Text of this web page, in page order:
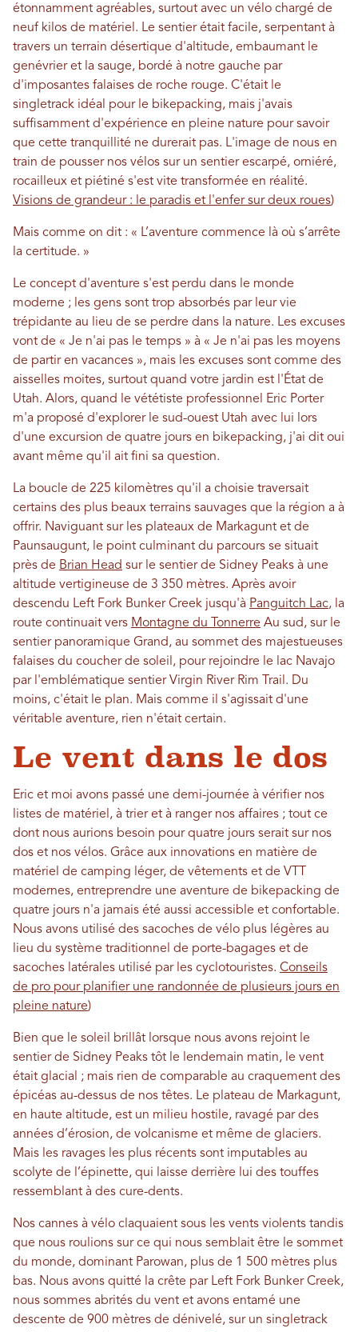
étonnamment agréables, surtout avec un vélo chargé de
neuf kilos de matériel. Le sentier était facile, serpentant à
travers un terrain désertique d'altitude, embaumant le
genévrier et la sauge, bordé à notre gauche par
d'imposantes falaises de roche rouge. C'était le
singletrack idéal pour le bikepacking, mais j'avais
suffisamment d'expérience en pleine nature pour savoir
que cette tranquillité ne durerait pas. L'image de nous en
train de pousser nos vélos sur un sentier escarpé, orniéré,
rocailleux et piétiné s'est vite transformée en réalité.
Visions de grandeur : le paradis et l'enfer sur deux roues)
Mais comme on dit : « L’aventure commence là où s’arrête
la certitude. »
Le concept d'aventure s'est perdu dans le monde
moderne ; les gens sont trop absorbés par leur vie
trépidante au lieu de se perdre dans la nature. Les excuses
vont de « Je n'ai pas le temps » à « Je n'ai pas les moyens
de partir en vacances », mais les excuses sont comme des
aisselles moites, surtout quand votre jardin est l'État de
Utah. Alors, quand le vététiste professionnel Eric Porter
m'a proposé d'explorer le sud-ouest Utah avec lui lors
d'une excursion de quatre jours en bikepacking, j'ai dit oui
avant même qu'il ait fini sa question.
La boucle de 225 kilomètres qu'il a choisie traversait
certains des plus beaux terrains sauvages que la région a à
offrir. Naviguant sur les plateaux de Markagunt et de
Paunsaugunt, le point culminant du parcours se situait
près de Brian Head sur le sentier de Sidney Peaks à une
altitude vertigineuse de 3 350 mètres. Après avoir
descendu Left Fork Bunker Creek jusqu'à Panguitch Lac, la
route continuait vers Montagne du Tonnerre Au sud, sur le
sentier panoramique Grand, au sommet des majestueuses
falaises du coucher de soleil, pour rejoindre le lac Navajo
par l'emblématique sentier Virgin River Rim Trail. Du
moins, c'était le plan. Mais comme il s'agissait d'une
véritable aventure, rien n'était certain.
Le vent dans le dos
Eric et moi avons passé une demi-journée à vérifier nos
listes de matériel, à trier et à ranger nos affaires ; tout ce
dont nous aurions besoin pour quatre jours serait sur nos
dos et nos vélos. Grâce aux innovations en matière de
matériel de camping léger, de vêtements et de VTT
modernes, entreprendre une aventure de bikepacking de
quatre jours n'a jamais été aussi accessible et confortable.
Nous avons utilisé des sacoches de vélo plus légères au
lieu du système traditionnel de porte-bagages et de
sacoches latérales utilisé par les cyclotouristes. Conseils
de pro pour planifier une randonnée de plusieurs jours en
pleine nature)
Bien que le soleil brillât lorsque nous avons rejoint le
sentier de Sidney Peaks tôt le lendemain matin, le vent
était glacial ; mais rien de comparable au craquement des
épicéas au-dessus de nos têtes. Le plateau de Markagunt,
en haute altitude, est un milieu hostile, ravagé par des
années d’érosion, de volcanisme et même de glaciers.
Mais les ravages les plus récents sont imputables au
scolyte de l’épinette, qui laisse derrière lui des touffes
ressemblant à des cure-dents.
Nos cannes à vélo claquaient sous les vents violents tandis
que nous roulions sur ce qui nous semblait être le sommet
du monde, dominant Parowan, plus de 1 500 mètres plus
bas. Nous avons quitté la crête par Left Fork Bunker Creek,
nous sommes abrités du vent et avons entamé une
descente de 900 mètres de dénivelé, sur un singletrack